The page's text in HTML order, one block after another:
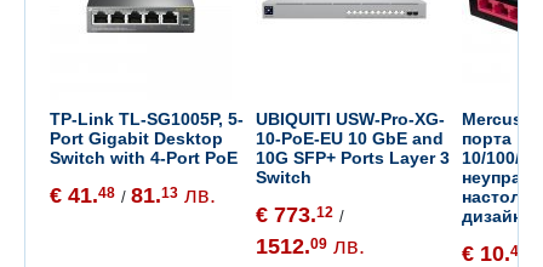
TP-Link TL-SG1005P, 5-
Port Gigabit Desktop
Switch with 4-Port PoE
€ 41.48 / 81.13 лв.
UBIQUITI USW-Pro-XG-
10-PoE-EU 10 GbE and
10G SFP+ Ports Layer 3
Switch
€ 773.12 /
1512.09 лв.
порта
10/100/
дизайн
€ 10.40